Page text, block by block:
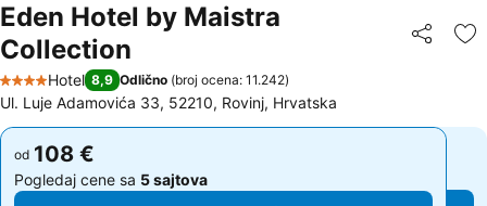
Eden Hotel by Maistra
Collection
Deli
4 Zvezdice
Hotel 8,9 Odlično (broj ocena: 11.242)
Ul. Luje Adamovića 33, 52210, Rovinj, Hrvatska
od 108 €
Pogledaj cene sa 5 sajtova
od 108 €
Pogledaj cene sa 5 sajtova